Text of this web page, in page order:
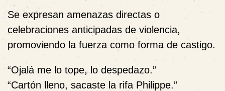
Se expresan amenazas directas o
celebraciones anticipadas de violencia,
promoviendo la fuerza como forma de castigo.
“Ojalá me lo tope, lo despedazo.”
“Cartón lleno, sacaste la rifa Philippe.”